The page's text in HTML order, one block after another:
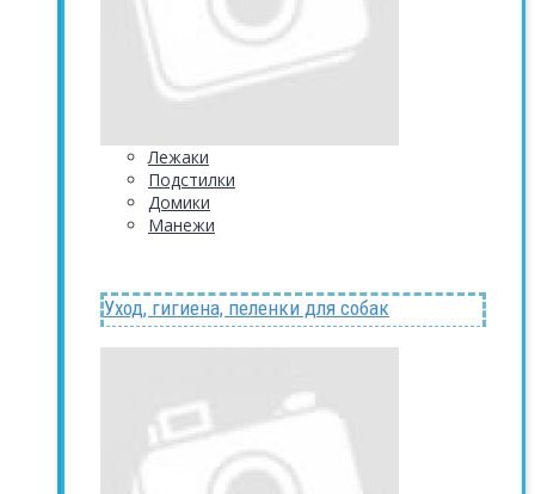
Лежаки
Подстилки
Домики
Манежи
Уход, гигиена, пеленки для собак